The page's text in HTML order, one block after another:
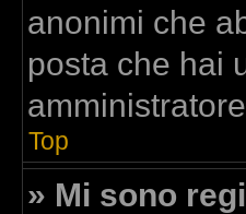
anonimi che
posta che hai
Top
» Mi sono